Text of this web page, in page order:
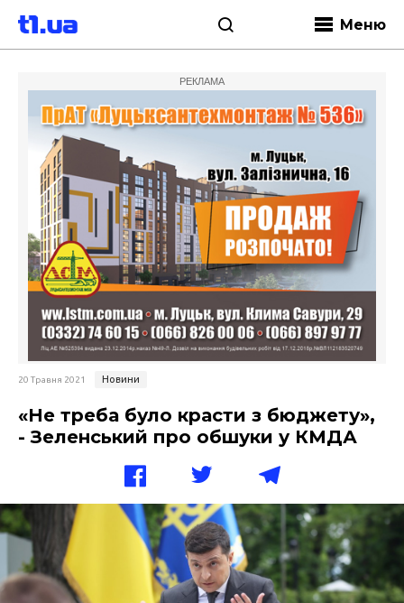
Меню
РЕКЛАМА
20 Травня 2021 Новини
«Не треба було красти з бюджету»,
- Зеленський про обшуки у КМДА